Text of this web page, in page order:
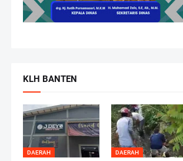
KLH BANTEN
DAERAH DAERAH